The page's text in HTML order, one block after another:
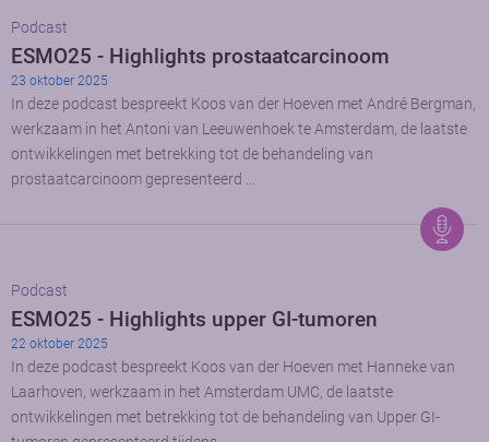
Podcast
ESMO25 - Highlights prostaatcarcinoom
23 oktober 2025
In deze podcast bespreekt Koos van der Hoeven met André Bergman,
werkzaam in het Antoni van Leeuwenhoek te Amsterdam, de laatste
ontwikkelingen met betrekking tot de behandeling van
prostaatcarcinoom gepresenteerd …
Podcast
ESMO25 - Highlights upper GI-tumoren
22 oktober 2025
In deze podcast bespreekt Koos van der Hoeven met Hanneke van
Laarhoven, werkzaam in het Amsterdam UMC, de laatste
ontwikkelingen met betrekking tot de behandeling van Upper GI-